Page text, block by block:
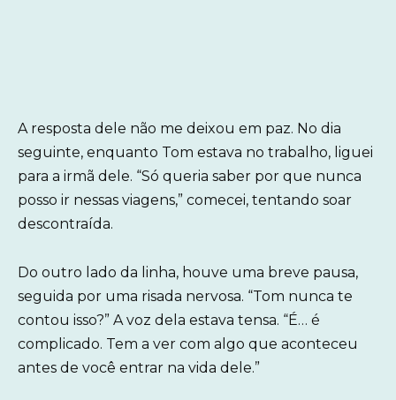
A resposta dele não me deixou em paz. No dia
seguinte, enquanto Tom estava no trabalho, liguei
para a irmã dele. “Só queria saber por que nunca
posso ir nessas viagens,” comecei, tentando soar
descontraída.
Do outro lado da linha, houve uma breve pausa,
seguida por uma risada nervosa. “Tom nunca te
contou isso?” A voz dela estava tensa. “É… é
complicado. Tem a ver com algo que aconteceu
antes de você entrar na vida dele.”